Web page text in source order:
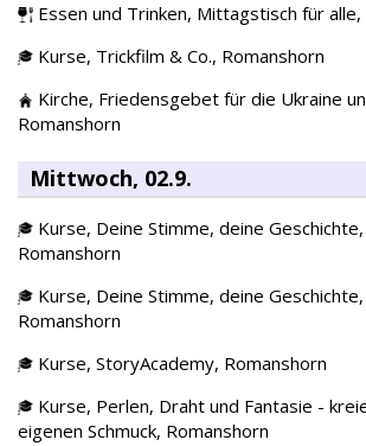
Essen und Trinken, Mittagstisch für alle,
Kurse, Trickfilm & Co., Romanshorn
Kirche, Friedensgebet für die Ukraine
Romanshorn
Mittwoch, 02.9.
Kurse, Deine Stimme, deine
Romanshorn
Kurse, Deine Stimme, deine
Romanshorn
Kurse, StoryAcademy, Romanshorn
Kurse, Perlen, Draht und Fantasie -
eigenen Schmuck, Romanshorn